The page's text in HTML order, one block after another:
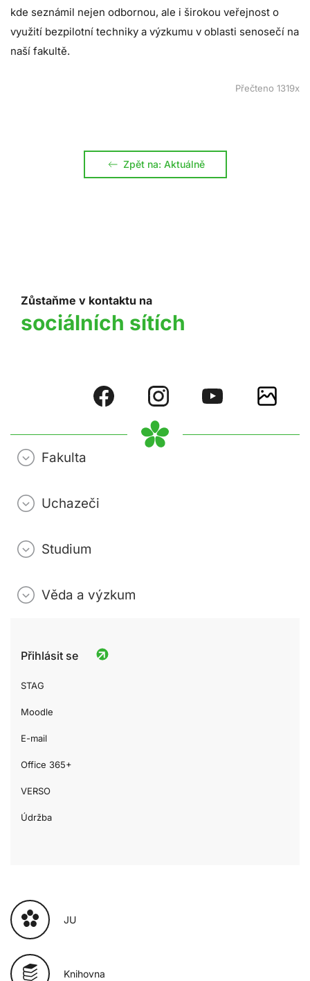
kde seznámil nejen odbornou, ale i širokou veřejnost o
využití bezpilotní techniky a výzkumu v oblasti senosečí na
naší fakultě.
Přečteno 1319x
Zpět na: Aktuálně
Zůstaňme v kontaktu na
sociálních sítích
Fakulta
Uchazeči
Studium
Věda a výzkum
Přihlásit se
STAG
Moodle
E-mail
Office 365+
VERSO
Údržba
JU
Knihovna